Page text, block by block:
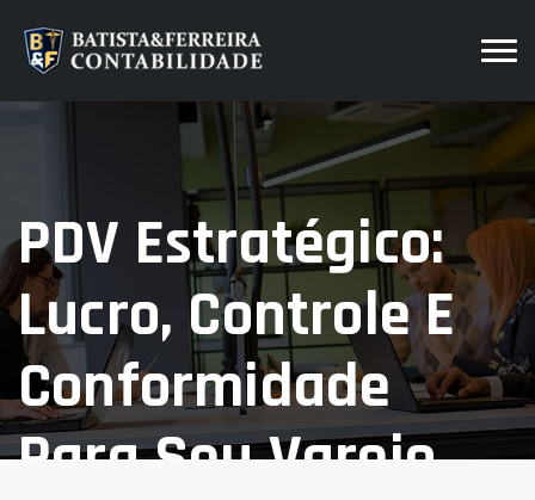
PDV Estratégico:
Lucro, Controle E
Conformidade
Para Seu Varejo.